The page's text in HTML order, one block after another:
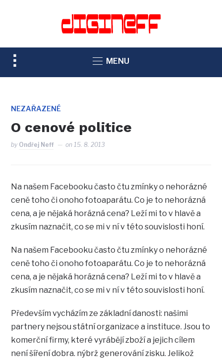
TOGGLE
SIDEBAR
NAVIGATION
MENU
NEZAŘAZENÉ
O cenové politice
by Ondřej Neff on15. 8. 2013
Na našem Facebooku často čtu zmínky o nehorázné
ceně toho či onoho fotoaparátu. Co je to nehorázná
cena, a je nějaká horázná cena? Leží mi to v hlavě a
zkusím naznačit, co se mi v ní v této souvislosti honí.
Na našem Facebooku často čtu zmínky o nehorázné
ceně toho či onoho fotoaparátu. Co je to nehorázná
cena, a je nějaká horázná cena? Leží mi to v hlavě a
zkusím naznačit, co se mi v ní v této souvislosti honí.
Především vycházím ze základní danosti: našimi
partnery nejsou státní organizace a instituce. Jsou to
komerční firmy, které vyrábějí zboží a jejich cílem
není šíření dobra. nýbrž generování zisku. Jelikož